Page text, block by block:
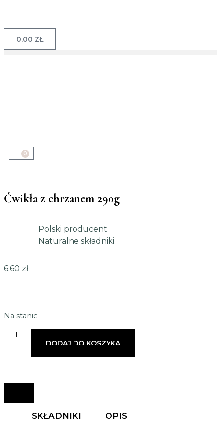
0.00 ZŁ
0
Ćwikła z chrzanem 290g
Polski producent
Naturalne składniki
6.60 zł
Na stanie
DODAJ DO KOSZYKA
SKŁADNIKI OPIS